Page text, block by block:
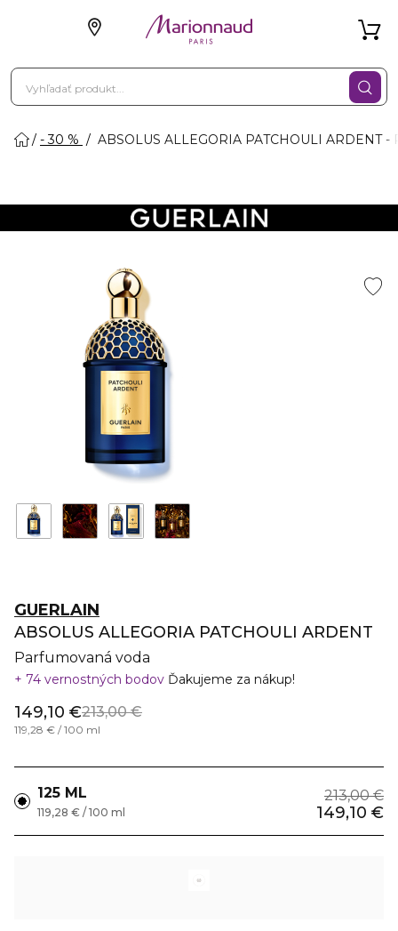
- 30 % ABSOLUS ALLEGORIA PATCHOULI ARDENT
GUERLAIN
ABSOLUS ALLEGORIA PATCHOULI ARDENT
Parfumovaná voda
74 vernostných bodov Ďakujeme za nákup!
149,10 €213,00 €
119,28 € / 100 ml
125 ML 213,00 €
149,10 €
119,28 € / 100 ml